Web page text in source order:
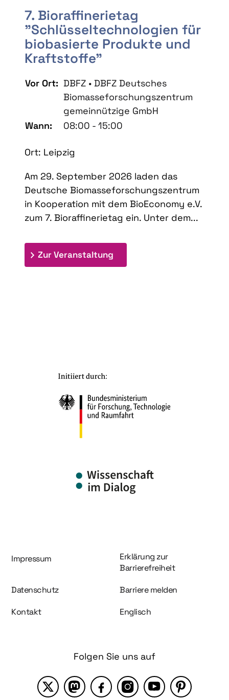
7. Bioraffinerietag
"Schlüsseltechnologien für
biobasierte Produkte und
Kraftstoffe"
Vor Ort: DBFZ • DBFZ Deutsches
Biomasseforschungszentrum
gemeinnützige GmbH
Wann:
08:00 - 15:00
Ort: Leipzig
Am 29. September 2026 laden das
Deutsche Biomasseforschungszentrum
in Kooperation mit dem BioEconomy e.V.
zum 7. Bioraffinerietag ein. Unter dem...
Zur Veranstaltung
Information und Service
Impressum
Erklärung zur
Barrierefreiheit
Datenschutz Barriere melden
Kontakt Englisch
Folgen Sie uns auf